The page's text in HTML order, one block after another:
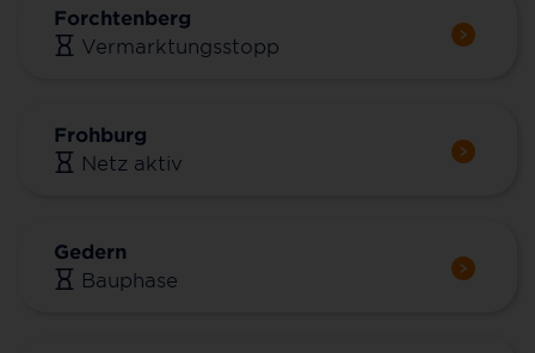
Forchtenberg
Vermarktungsstopp
Frohburg
Netz aktiv
Gedern
Bauphase